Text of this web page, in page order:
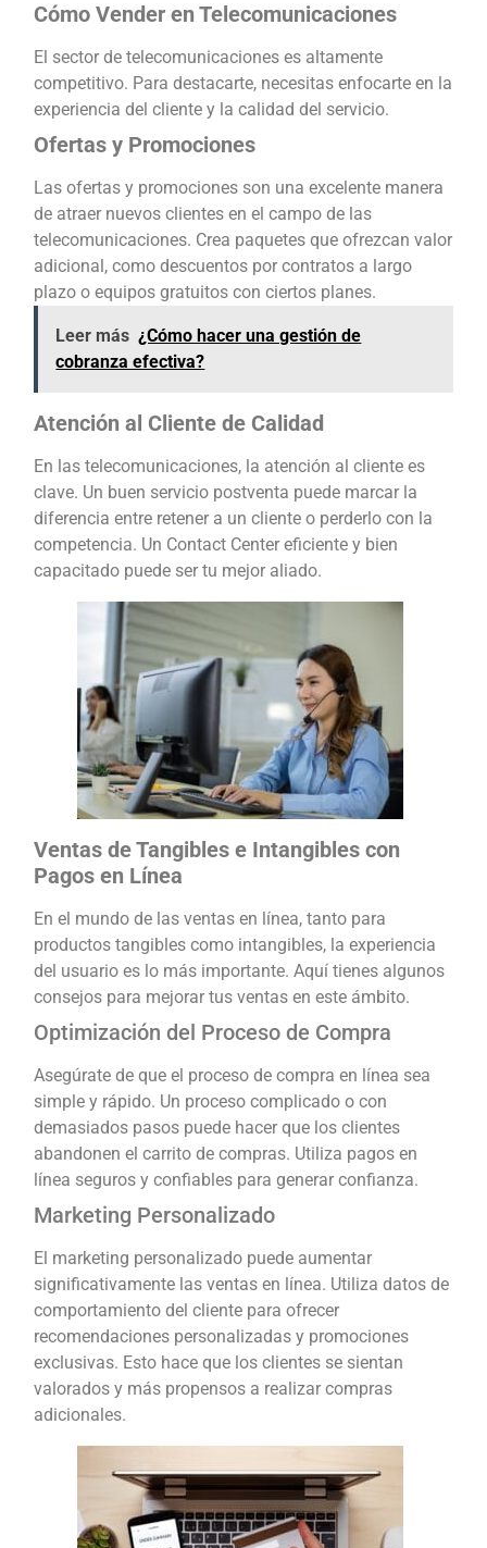
Cómo Vender en Telecomunicaciones
El sector de telecomunicaciones es altamente
competitivo. Para destacarte, necesitas enfocarte en la
experiencia del cliente y la calidad del servicio.
Ofertas y Promociones
Las ofertas y promociones son una excelente manera
de atraer nuevos clientes en el campo de las
telecomunicaciones. Crea paquetes que ofrezcan valor
adicional, como descuentos por contratos a largo
plazo o equipos gratuitos con ciertos planes.
Leer más ¿Cómo hacer una gestión de
cobranza efectiva?
Atención al Cliente de Calidad
En las telecomunicaciones, la atención al cliente es
clave. Un buen servicio postventa puede marcar la
diferencia entre retener a un cliente o perderlo con la
competencia. Un Contact Center eficiente y bien
capacitado puede ser tu mejor aliado.
Ventas de Tangibles e Intangibles con
Pagos en Línea
En el mundo de las ventas en línea, tanto para
productos tangibles como intangibles, la experiencia
del usuario es lo más importante. Aquí tienes algunos
consejos para mejorar tus ventas en este ámbito.
Optimización del Proceso de Compra
Asegúrate de que el proceso de compra en línea sea
simple y rápido. Un proceso complicado o con
demasiados pasos puede hacer que los clientes
abandonen el carrito de compras. Utiliza pagos en
línea seguros y confiables para generar confianza.
Marketing Personalizado
El marketing personalizado puede aumentar
significativamente las ventas en línea. Utiliza datos de
comportamiento del cliente para ofrecer
recomendaciones personalizadas y promociones
exclusivas. Esto hace que los clientes se sientan
valorados y más propensos a realizar compras
adicionales.